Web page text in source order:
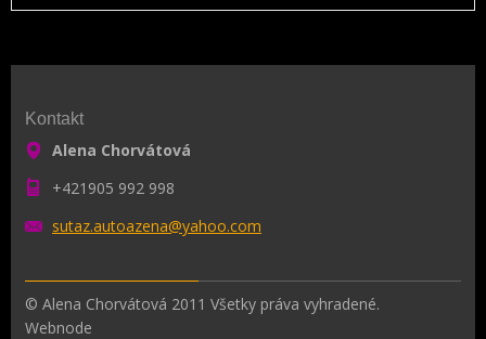
Kontakt
Alena Chorvátová
+421905 992 998
sutaz.autoazena@yahoo.com
© Alena Chorvátová 2011 Všetky práva vyhradené.
Webnode